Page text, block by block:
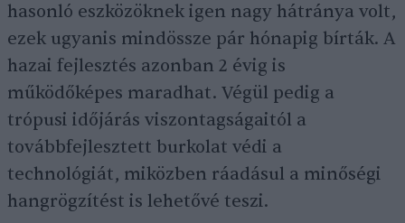
hasonló eszközöknek igen nagy hátránya volt,
ezek ugyanis mindössze pár hónapig bírták. A
hazai fejlesztés azonban 2 évig is
működőképes maradhat. Végül pedig a
trópusi időjárás viszontagságaitól a
továbbfejlesztett burkolat védi a
technológiát, miközben ráadásul a minőségi
hangrögzítést is lehetővé teszi.